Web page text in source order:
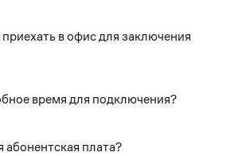
в офис для заключения
время для подключения?
абонентская плата?